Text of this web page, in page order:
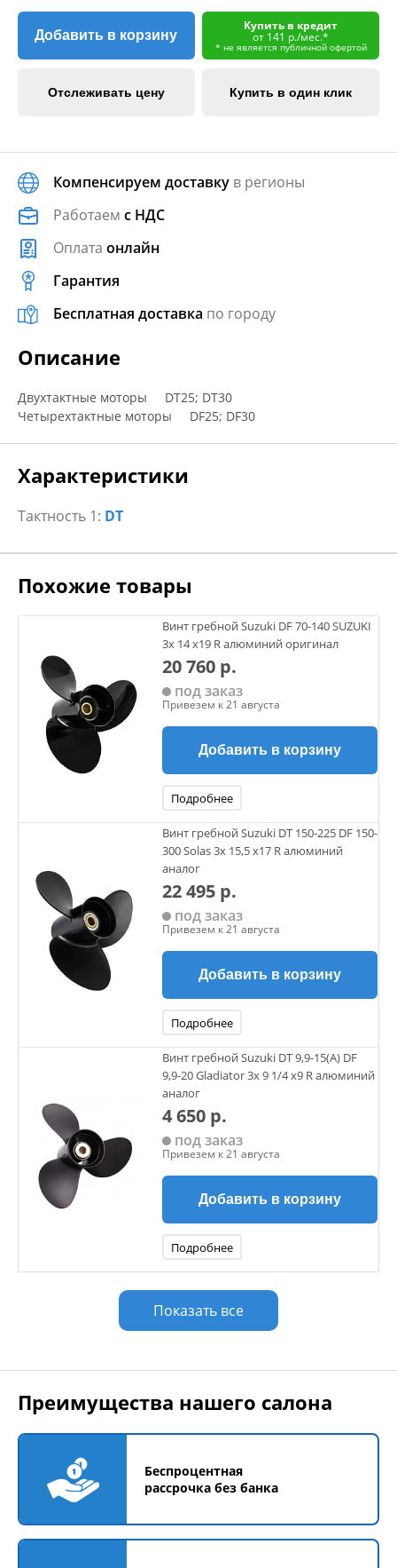
Добавить в корзину
Купить в кредит
от 141 р./мес.*
* не является публичной офертой
Отслеживать цену Купить в один клик
Компенсируем доставку в регионы
Работаем с НДС
Оплата онлайн
Гарантия
Бесплатная доставка по городу
Описание
Двухтактные моторы DT25; DT30
Четырехтактные моторы DF25; DF30
Характеристики
Тактность 1: DT
Похожие товары
Винт гребной Suzuki DF 70-140 SUZUKI
3х 14 х19 R алюминий оригинал
20 760 р.
под заказ
Привезем к 21 августа
Добавить в корзину
Подробнее
Винт гребной Suzuki DT 150-225 DF 150-
300 Solas 3х 15,5 х17 R алюминий
аналог
22 495 р.
под заказ
Привезем к 21 августа
Добавить в корзину
Подробнее
Винт гребной Suzuki DT 9,9-15(А) DF
9,9-20 Gladiator 3х 9 1/4 х9 R алюминий
аналог
4 650 р.
под заказ
Привезем к 21 августа
Добавить в корзину
Подробнее
Показать все
Преимущества нашего салона
Беспроцентная
рассрочка без банка